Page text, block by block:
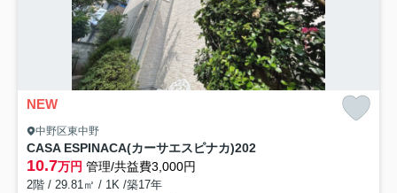
NEW
中野区東中野
CASA ESPINACA(カーサエスピナカ)202
10.7万円 管理/共益費3,000円
2階 / 29.81㎡ / 1K /築17年